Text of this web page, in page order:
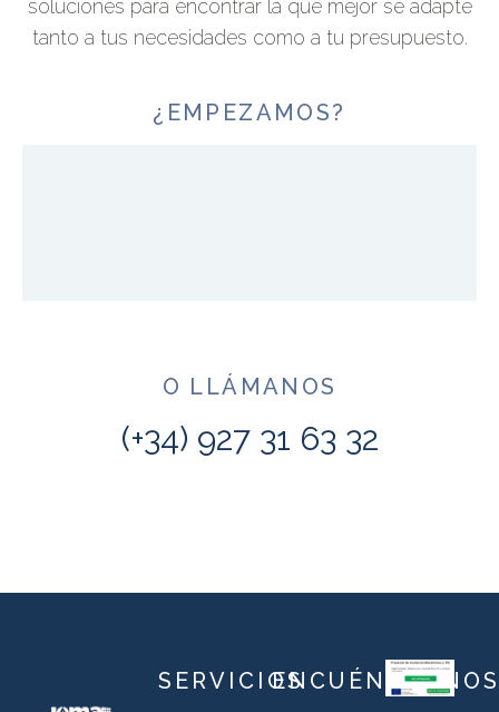
soluciones para encontrar la que mejor se adapte
tanto a tus necesidades como a tu presupuesto.
¿EMPEZAMOS?
O LLÁMANOS
(+34) 927 31 63 32
SERVICIOSENCUÉNTRANOS